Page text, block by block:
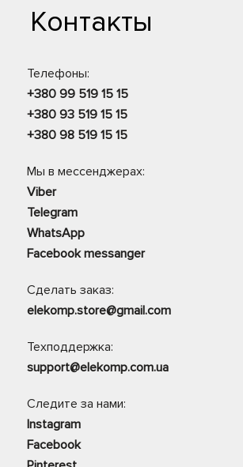
Контакты
Телефоны:
+380 99 519 15 15
+380 93 519 15 15
+380 98 519 15 15
Мы в мессенджерах:
Viber
Telegram
WhatsApp
Facebook messanger
Сделать заказ:
elekomp.store@gmail.com
Техподдержка:
support@elekomp.com.ua
Следите за нами:
Instagram
Facebook